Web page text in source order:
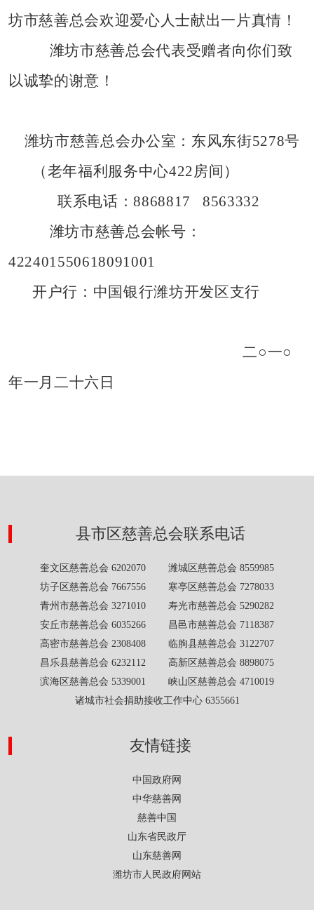
坊市慈善总会欢迎爱心人士献出一片真情！
潍坊市慈善总会代表受赠者向你们致
以诚挚的谢意！
潍坊市慈善总会办公室：东风东街5278号
（老年福利服务中心422房间）
联系电话：8868817
8563332
潍坊市慈善总会帐号：
422401550618091001
开户行：中国银行潍坊开发区支行
二○一○
年一月二十六日
县市区慈善总会联系电话
奎文区慈善总会 6202070 潍城区慈善总会 8559985
坊子区慈善总会 7667556 寒亭区慈善总会 7278033
青州市慈善总会 3271010 寿光市慈善总会 5290282
安丘市慈善总会 6035266 昌邑市慈善总会 7118387
高密市慈善总会 2308408 临朐县慈善总会 3122707
昌乐县慈善总会 6232112 高新区慈善总会 8898075
滨海区慈善总会 5339001 峡山区慈善总会 4710019
诸城市社会捐助接收工作中心 6355661
友情链接
中国政府网
中华慈善网
慈善中国
山东省民政厅
山东慈善网
潍坊市人民政府网站